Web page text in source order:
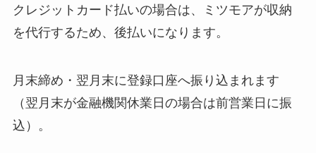
クレジットカード払いの場合は、ミツモアが収納
を代行するため、後払いになります。
月末締め・翌月末に登録口座へ振り込まれます
（翌月末が金融機関休業日の場合は前営業日に振
込）。